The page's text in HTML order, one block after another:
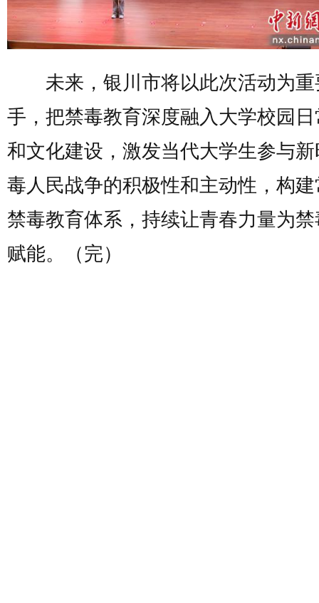
未来，银川市将以此次活动为重
手，把禁毒教育深度融入大学校园
和文化建设，激发当代大学生参与
毒人民战争的积极性和主动性，构
禁毒教育体系，持续让青春力量为
赋能。（完）